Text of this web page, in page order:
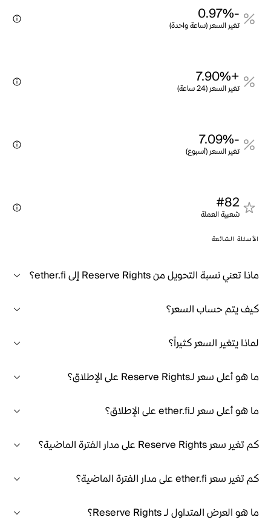
-0.97%
تغير السعر (ساعة واحدة)
+7.90%
تغير السعر (24 ساعة)
-7.09%
تغير السعر (أسبوع)
#82
شعبية العملة
الأسئلة الشائعة
ماذا تعني نسبة التحويل من Reserve Rights إلى ether.fi؟
كيف يتم حساب السعر؟
لماذا يتغير السعر كثيراً؟
ما هو أعلى سعر لـReserve Rights على الإطلاق؟
ما هو أعلى سعر لـether.fi على الإطلاق؟
كم تغير سعر Reserve Rights على مدار الفترة الماضية؟
كم تغير سعر ether.fi على مدار الفترة الماضية؟
ما هو العرض المتداول لـ Reserve Rights؟